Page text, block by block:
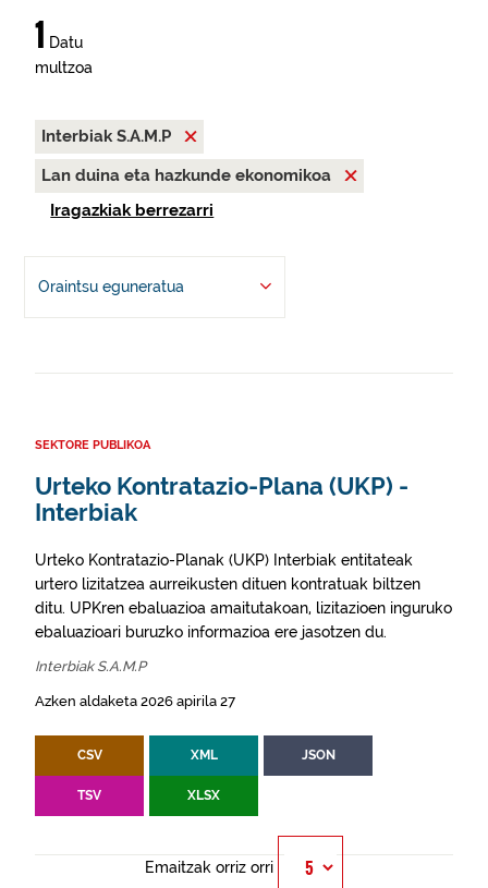
1 Datu
multzoa
Interbiak S.A.M.P
Lan duina eta hazkunde ekonomikoa
Iragazkiak berrezarri
Oraintsu eguneratua
SEKTORE PUBLIKOA
Urteko Kontratazio-Plana (UKP) -
Interbiak
Urteko Kontratazio-Planak (UKP) Interbiak entitateak
urtero lizitatzea aurreikusten dituen kontratuak biltzen
ditu. UPKren ebaluazioa amaitutakoan, lizitazioen inguruko
ebaluazioari buruzko informazioa ere jasotzen du.
Interbiak S.A.M.P
Azken aldaketa 2026 apirila 27
CSV XML JSON
TSV XLSX
Emaitzak orriz orri